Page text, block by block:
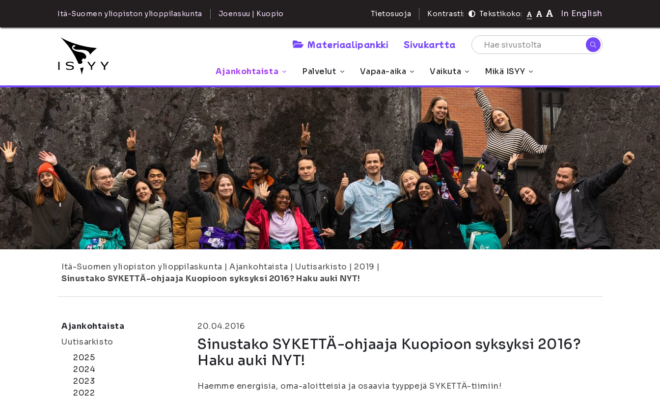
Itä-Suomen yliopiston ylioppilaskunta Joensuu | Kuopio Tietosuoja Kontrasti: Tekstikoko: In English
Materiaalipankki Sivukartta
Ajankohtaista Palvelut Vapaa-aika Vaikuta Mikä ISYY
Itä-Suomen yliopiston ylioppilaskunta | Ajankohtaista | Uutisarkisto | 2019 |
Sinustako SYKETTÄ-ohjaaja Kuopioon syksyksi 2016? Haku auki NYT!
Ajankohtaista
Uutisarkisto
2025
2024
2023
2022
20.04.2016
Sinustako SYKETTÄ-ohjaaja Kuopioon syksyksi 2016?
Haku auki NYT!
Haemme energisia, oma-aloitteisia ja osaavia tyyppejä SYKETTÄ-tiimiin!